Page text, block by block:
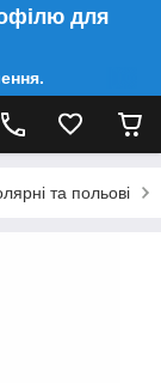
для
та польові